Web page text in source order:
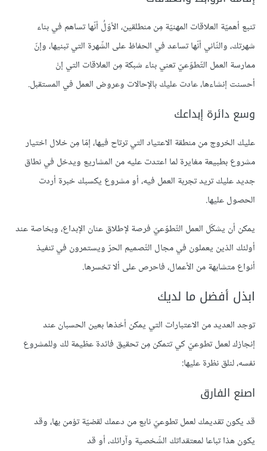
تنبع أهميّة العلاقات المهنيّة مِن منطلقين، الأوّلُ أنّها تساهم في بناء
شهرتك، والثّاني أنّها تساعد في الحفاظ على الشّهرة التي تبنيها، وإنّ
ممارسة العمل التّطوّعيّ تعني بناء شبكة مِن العلاقات التي إنْ
أحسنت إنشاءها، عادت عليك بالإحالات وعروض العمل في المستقبل.
وسع دائرة إبداعك
عليك الخروج من منطقة الاعتياد التي ترتاح فيها، إمّا مِن خلال اختيار
مشروع بطبيعة مغايرة لما اعتدت عليه من المشاريع ويدخل في نطاق
جديد عليك تريد تجربة العمل فيه، أو مشروع يكسبك خبرة أردت
الحصول عليها.
يمكن أن يشكّل العمل التّطوّعيّ فرصة لإطلاق عنان الإبداع، وبخاصة عند
أولئك الذين يعملون في مجال التّصميم الحرّ ويستمرون في تنفيذ
أنواع متشابهة من الأعمال، فاحرص على ألا تخسرها.
ابذل أفضل ما لديك
توجد العديد من الاعتبارات التي يمكن أخذها بعين الحسبان عند
إنجازك لعمل تطوعيّ كي تتمكن مِن تحقيق فائدة عظيمة لك وللمشروع
نفسه، لنلق نظرة عليها:
اصنع الفارق
قد يكون تقديمك لعمل تطوعيّ نابع من دعمك لقضيّة تؤمن بها، وقد
يكون هذا تباعا لمعتقداتك الشّخصية وآرائك، أو قد